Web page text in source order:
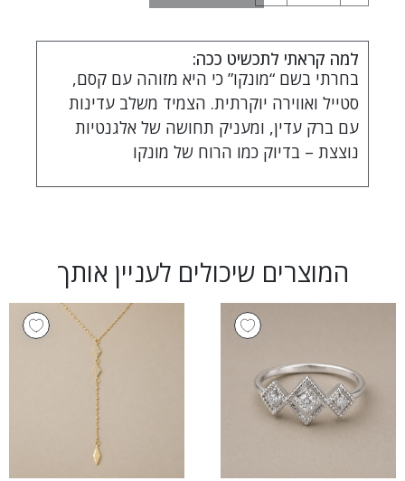
למה קראתי לתכשיט ככה:
בחרתי בשם “מונקו” כי היא מזוהה עם קסם,
סטייל ואווירה יוקרתית. הצמיד משלב עדינות
עם ברק עדין, ומעניק תחושה של אלגנטיות
נוצצת – בדיוק כמו הרוח של מונקו
המוצרים שיכולים לעניין אותך